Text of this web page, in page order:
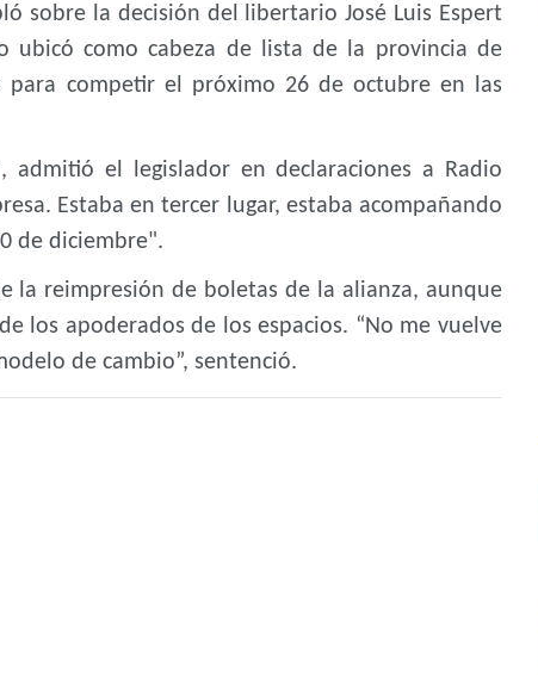
sobre la decisión del libertario José Luis Espert
ubicó como cabeza de lista de la provincia de
para competir el próximo 26 de octubre en las
admitió el legislador en declaraciones a Radio
Estaba en tercer lugar, estaba acompañando
de diciembre".
la reimpresión de boletas de la alianza, aunque
los apoderados de los espacios. “No me vuelve
de cambio”, sentenció.